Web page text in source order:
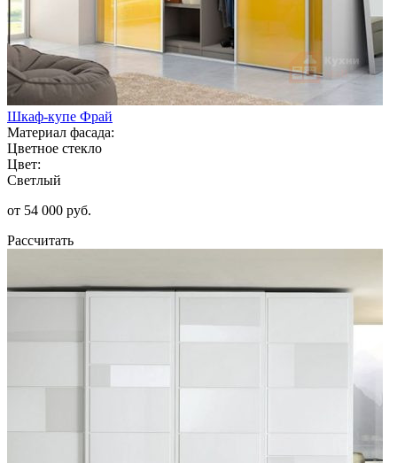
Шкаф-купе Фрай
Материал фасада:
Цветное стекло
Цвет:
Светлый
от 54 000 руб.
Рассчитать